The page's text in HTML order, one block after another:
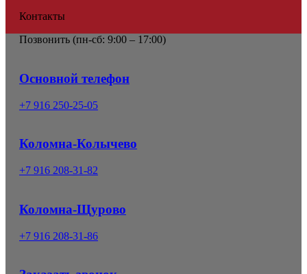
Контакты
Позвонить (пн-сб: 9:00 – 17:00)
Основной телефон
+7 916 250-25-05
Коломна-Колычево
+7 916 208-31-82
Коломна-Щурово
+7 916 208-31-86